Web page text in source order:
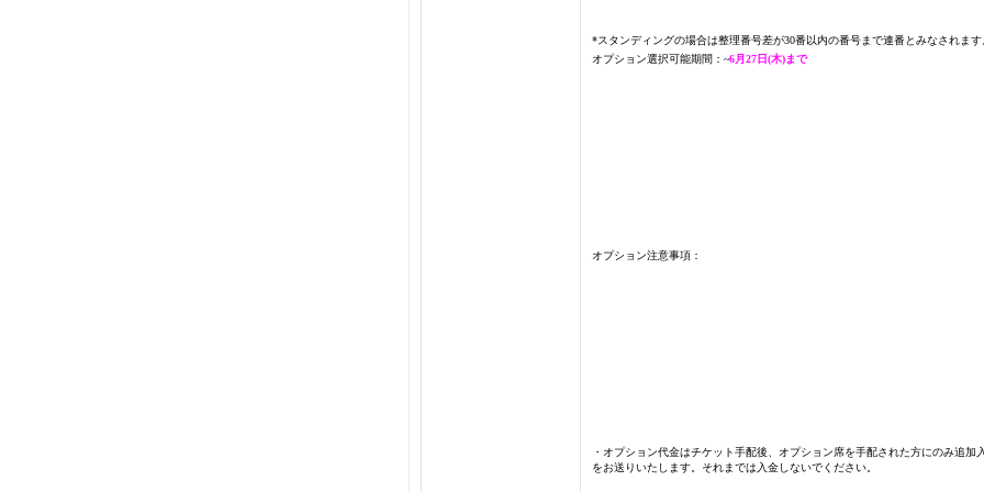
*スタンディングの場合は整理番号差が30番以内の番号まで連番とみなされます
オプション選択可能期間：~6月27日(木)まで
オプション注意事項：
・オプション代金はチケット手配後、オプション席を手配された方にのみ追加
をお送りいたします。それまでは入金しないでください。